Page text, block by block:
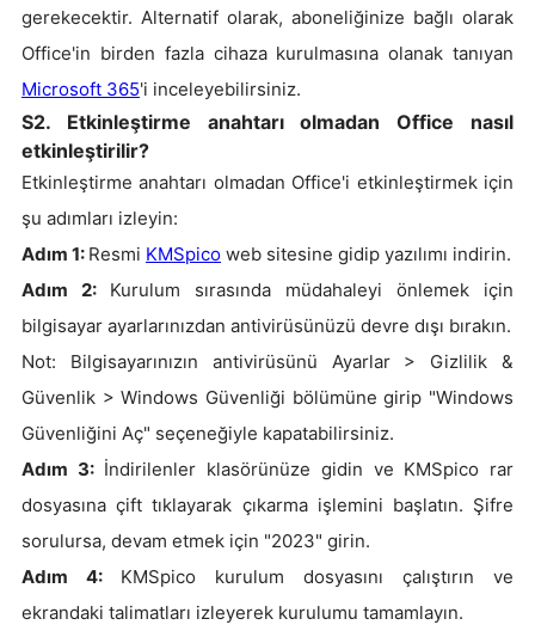
gerekecektir. Alternatif olarak, aboneliğinize bağlı olarak
Office'in birden fazla cihaza kurulmasına olanak tanıyan
Microsoft 365'i inceleyebilirsiniz.
S2. Etkinleştirme anahtarı olmadan Office nasıl
etkinleştirilir?
Etkinleştirme anahtarı olmadan Office'i etkinleştirmek için
şu adımları izleyin:
Adım 1: Resmi KMSpico web sitesine gidip yazılımı indirin.
Adım 2: Kurulum sırasında müdahaleyi önlemek için
bilgisayar ayarlarınızdan antivirüsünüzü devre dışı bırakın.
Not: Bilgisayarınızın antivirüsünü Ayarlar > Gizlilik &
Güvenlik > Windows Güvenliği bölümüne girip "Windows
Güvenliğini Aç" seçeneğiyle kapatabilirsiniz.
Adım 3:İndirilenler klasörünüze gidin ve KMSpico rar
dosyasına çift tıklayarak çıkarma işlemini başlatın. Şifre
sorulursa, devam etmek için "2023" girin.
Adım 4: KMSpico kurulum dosyasını çalıştırın ve
ekrandaki talimatları izleyerek kurulumu tamamlayın.